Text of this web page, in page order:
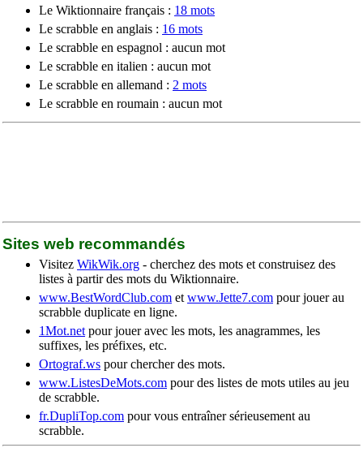
Le Wiktionnaire français : 18 mots
Le scrabble en anglais : 16 mots
Le scrabble en espagnol : aucun mot
Le scrabble en italien : aucun mot
Le scrabble en allemand : 2 mots
Le scrabble en roumain : aucun mot
Sites web recommandés
Visitez WikWik.org - cherchez des mots et construisez des
listes à partir des mots du Wiktionnaire.
www.BestWordClub.com et www.Jette7.com pour jouer au
scrabble duplicate en ligne.
1Mot.net pour jouer avec les mots, les anagrammes, les
suffixes, les préfixes, etc.
Ortograf.ws pour chercher des mots.
www.ListesDeMots.com pour des listes de mots utiles au jeu
de scrabble.
fr.DupliTop.com pour vous entraîner sérieusement au
scrabble.